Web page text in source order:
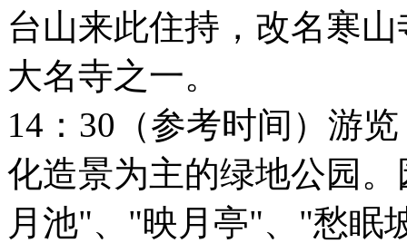
台山来此住持，改名寒
大名寺之一。
14：30（参考时间）游
化造景为主的绿地公园
月池"、"映月亭"、"愁眠